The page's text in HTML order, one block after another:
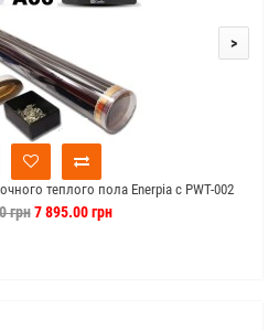
теплого пола Enerpia c PWT-002
грн7 895.00 грн
>